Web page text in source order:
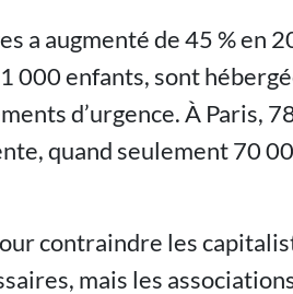
a augmenté de 45 % en
000 enfants, sont
d’urgence. À Paris,
quand seulement 70
contraindre les
mais les